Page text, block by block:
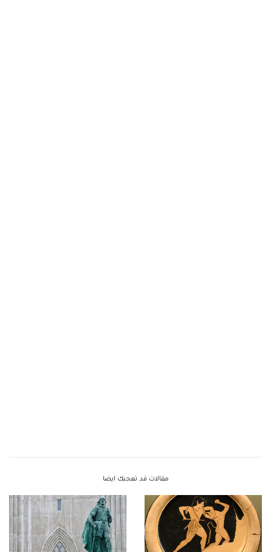
مقالات قد تعجبك ايضا